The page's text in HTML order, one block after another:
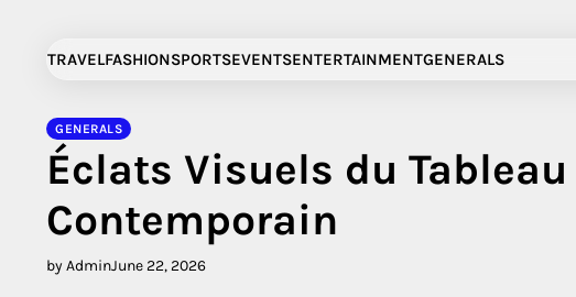
contentTRAVELFASHIONSPORTSEVENTSENTERTAINMENTGENERALS
GENERALS
Éclats Visuels du
Contemporain
by AdminJune 22, 2026